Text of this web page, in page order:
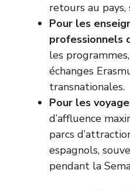
retours au pays,
Pour les
professionnels
les
échanges
transnationales.
Pour les
d’affluence
parcs
espagnols,
pendant la